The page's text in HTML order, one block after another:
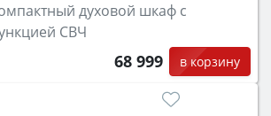
духовой шкаф с
СВЧ
68 999 в корзину